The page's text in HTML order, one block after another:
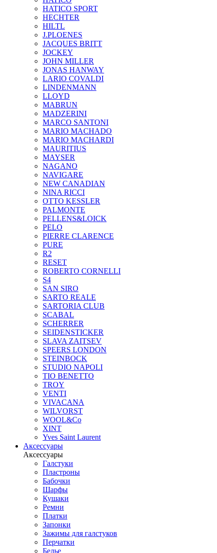
HATICO SPORT
HECHTER
HILTL
J.PLOENES
JAСQUES BRITT
JOCKEY
JOHN MILLER
JONAS HANWAY
LARIO COVALDI
LINDENMANN
LLOYD
MABRUN
MADZERINI
MARCO SANTONI
MARIO MACHADO
MARIO MACHARDI
MAURITIUS
MAYSER
NAGANO
NAVIGARE
NEW CANADIAN
NINA RICCI
OTTO KESSLER
PALMONTE
PELLENS&LOICK
PELO
PIERRE CLARENCE
PURE
R2
RESET
ROBERTO CORNELLI
S4
SAN SIRO
SARTO REALE
SARTORIA CLUB
SCABAL
SCHERRER
SEIDENSTICKER
SLAVA ZAITSEV
SPEERS LONDON
STEINBOCK
STUDIO NAPOLI
TIO BENETTO
TROY
VENTI
VIVACANA
WILVORST
WOOL&Co
XINT
Yves Saint Laurent
Аксессуары
Аксессуары
Галстуки
Пластроны
Бабочки
Шарфы
Кушаки
Ремни
Платки
Запонки
Зажимы для галстуков
Перчатки
Белье